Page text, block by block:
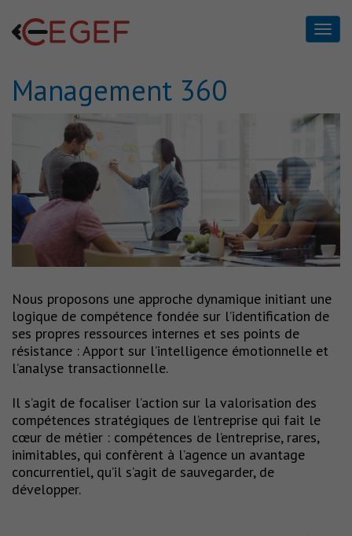
Management 360
Management 360
Nous proposons une approche dynamique initiant une
logique de compétence fondée sur l’identification de
ses propres ressources internes et ses points de
résistance : Apport sur l’intelligence émotionnelle et
l’analyse transactionnelle.
Il s’agit de focaliser l’action sur la valorisation des
compétences stratégiques de l’entreprise qui fait le
cœur de métier : compétences de l’entreprise, rares,
inimitables, qui confèrent à l’agence un avantage
concurrentiel, qu’il s’agit de sauvegarder, de
développer.